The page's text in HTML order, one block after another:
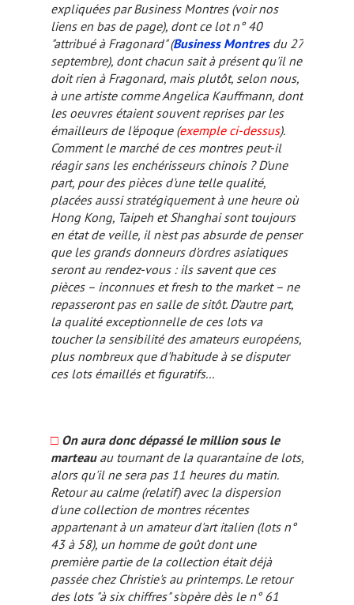
expliquées parBusiness Montres(voir nos
liens en bas de page), dont ce lot n° 40
"attribué à Fragonard" (Business Montresdu 27
septembre), dont chacun sait à présent qu'il ne
doit rien à Fragonard, mais plutôt, selon nous,
à une artiste comme Angelica Kauffmann, dont
les oeuvres étaient souvent reprises par les
émailleurs de l'époque (exemple ci-dessus).
Comment le marché de ces montres peut-il
réagir sans les enchérisseurs chinois ? D'une
part, pour des pièces d'une telle qualité,
placées aussi stratégiquement à une heure où
Hong Kong, Taipeh et Shanghai sont toujours
en état de veille, il n'est pas absurde de penser
que les grands donneurs d'ordres asiatiques
seront au rendez-vous : ils savent que ces
pièces – inconnues etfresh to the market– ne
repasseront pas en salle de sitôt. D'autre part,
la qualité exceptionnelle de ces lots va
toucher la sensibilité des amateurs européens,
plus nombreux que d'habitude à se disputer
ces lots émaillés et figuratifs...
□ On aura donc dépassé le million sous le
marteauau tournant de la quarantaine de lots,
alors qu'il ne sera pas 11 heures du matin.
Retour au calme (relatif) avec la dispersion
d'une collection de montres récentes
appartenant à un amateur d'art italien (lots n°
43 à 58), un homme de goût dont une
première partie de la collection était déjà
passée chez Christie's au printemps. Le retour
des lots "à six chiffres" s'opère dès le n° 61